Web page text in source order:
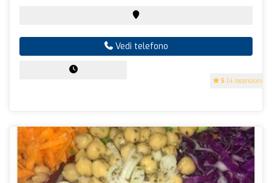
5 (4 recensioni)
Vedi telefono